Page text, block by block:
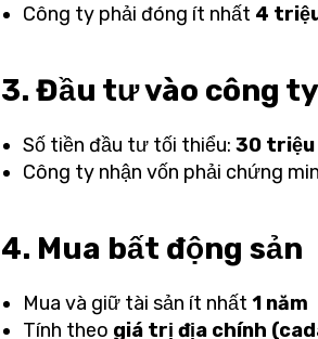
Công ty phải đóng ít nhất 4
3. Đầu tư vào công
Số tiền đầu tư tối thiểu: 30 triệu
Công ty nhận vốn phải chứng
4. Mua bất động sản
Mua và giữ tài sản ít nhất 1 năm
Tính theo giá trị địa chính